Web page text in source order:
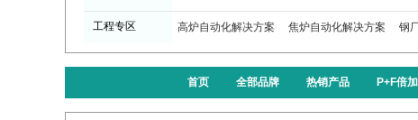
工程专区 高炉自动化解决方案 焦炉自动化解决方案 钢
首页 全部品牌 热销产品 P+F倍